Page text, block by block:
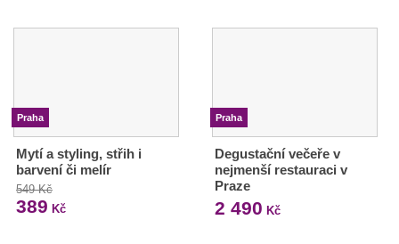
Praha
Mytí a styling, střih i
barvení či melír
549 Kč
389 Kč
Praha
Degustační večeře v
nejmenší restauraci v
Praze
2 490 Kč